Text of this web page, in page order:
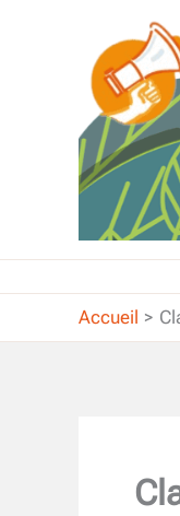
Accueil